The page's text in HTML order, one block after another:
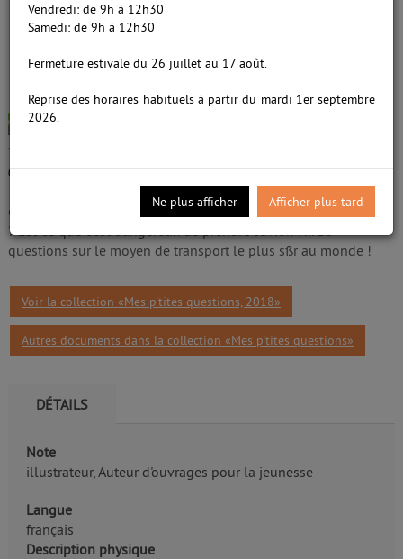
/5
0avis
Les avions /Dumontet, Astrid
(1981-....). Auteur
Edité parMilan- 2018
Comment font les avions pour voler ? Quel a
été le premier vol de l'Histoire ? C'est quoi, un avion de chasse
? Est-ce que c'est dangereux de prendre l'avion ?... 16
questions sur le moyen de transport le plus sßr au monde !
Voir la collection «Mes p'tites questions, 2018»
Autres documents dans la collection «Mes p'tites questions»
DÉTAILS
Note
illustrateur, Auteur d'ouvrages pour la jeunesse
Langue
français
Description physique
Vendredi: de 9h à 12h30
Samedi: de 9h à 12h30
Fermeture estivale du 26 juillet au 17 août.
Reprise des horaires habituels à partir du mardi 1er septembre
2026.
Ne plus afficher Afficher plus tard